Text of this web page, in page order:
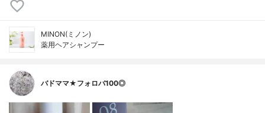
MINON(ミノン)
薬用ヘアシャンプー
バドママ★フォロバ100◎